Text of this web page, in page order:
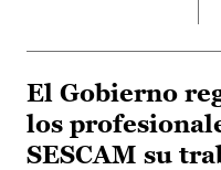
El Gobierno
los
SESCAM su